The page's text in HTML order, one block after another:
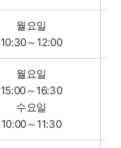
월요일
10:30～12:00
월요일
15:00～16:30
수요일
10:00～11:30